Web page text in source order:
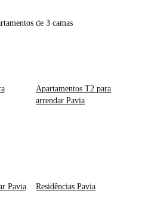
de 3 camas
Apartamentos T2 para
arrendar Pavia
Pavia Residências Pavia